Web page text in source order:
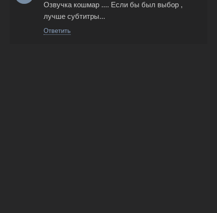
Озвучка кошмар .... Если бы был выбор ,
лучше субтитры...
Ответить